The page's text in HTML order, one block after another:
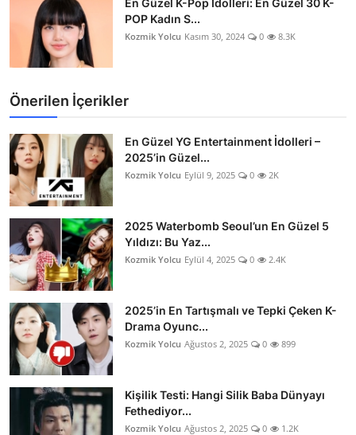
POP Kadın S...
Kozmik Yolcu Kasım 30, 2024 0 8.3K
Önerilen İçerikler
En Güzel YG Entertainment İdolleri –
2025’in Güzel...
Kozmik Yolcu Eylül 9, 2025 0 2K
2025 Waterbomb Seoul’un En Güzel 5
Yıldızı: Bu Yaz...
Kozmik Yolcu Eylül 4, 2025 0 2.4K
2025’in En Tartışmalı ve Tepki Çeken K-
Drama Oyunc...
Kozmik Yolcu Ağustos 2, 2025 0 899
Kişilik Testi: Hangi Silik Baba Dünyayı
Fethediyor...
Kozmik Yolcu Ağustos 2, 2025 0 1.2K